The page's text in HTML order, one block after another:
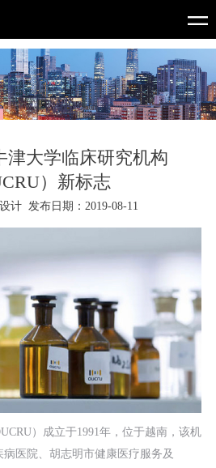
津大学临床研究机构
）新标志
计 发布日期：2019-08-11
）成立于1991年，位于越南，该机
医院、胡志明市健康医疗服务及